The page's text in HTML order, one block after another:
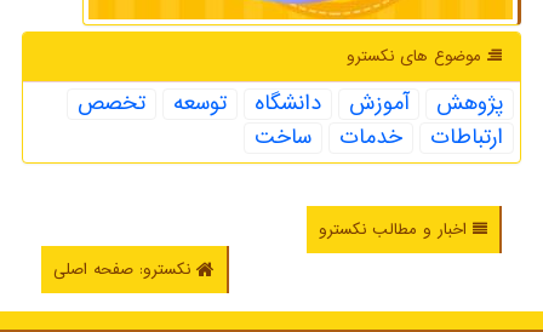
موضوع های نكسترو
پژوهش آموزش دانشگاه توسعه
تخصص
ارتباطات
خدمات ساخت
اخبار و مطالب نکسترو
نکسترو: صفحه اصلی